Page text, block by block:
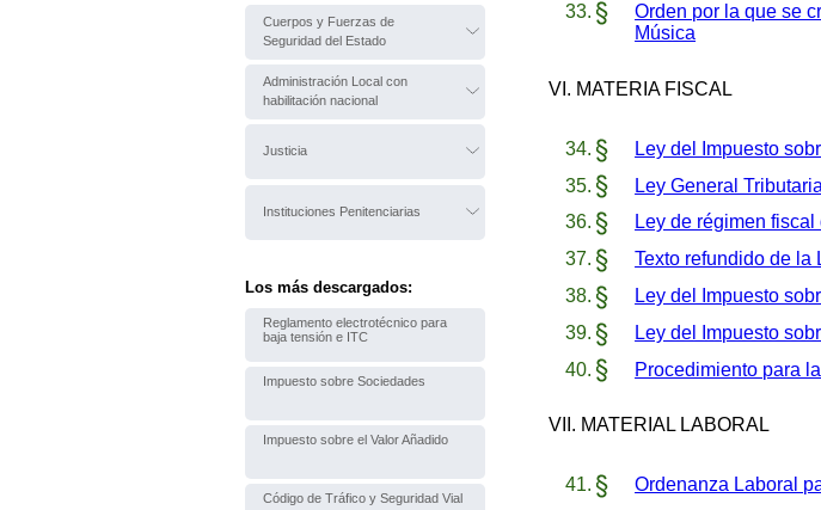
Cuerpos y Fuerzas de
Seguridad del Estado
Administración Local con
habilitación nacional
Justicia
Instituciones Penitenciarias
Los más descargados:
Reglamento electrotécnico para
baja tensión e ITC
Impuesto sobre Sociedades
Impuesto sobre el Valor Añadido
Código de Tráfico y Seguridad Vial
Orden por la que se
Música
VI. MATERIA FISCAL
Ley del Impuesto
Ley General Tributaria
Ley de régimen
Texto refundido de
Ley del Impuesto
Ley del Impuesto
Procedimiento para
VII. MATERIAL LABORAL
Ordenanza Laboral